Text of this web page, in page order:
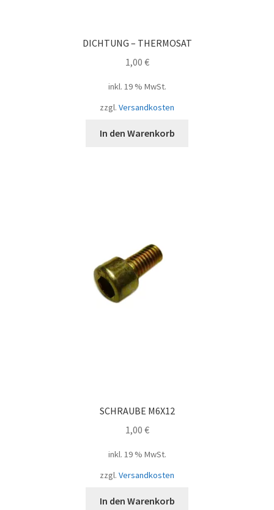
DICHTUNG – THERMOSAT
1,00 €
inkl. 19 % MwSt.
zzgl. Versandkosten
In den Warenkorb
SCHRAUBE M6X12
1,00 €
inkl. 19 % MwSt.
zzgl. Versandkosten
In den Warenkorb